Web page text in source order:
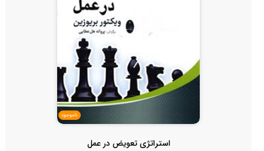
ناموجود
استراتژی تعویض در عمل